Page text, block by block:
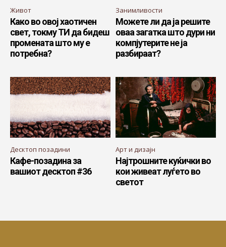
Живот
Како во овој хаотичен
свет, токму ТИ да бидеш
промената што му е
потребна?
Занимливости
Можете ли да ја решите
оваа загатка што дури ни
компјутерите не ја
разбираат?
Десктоп позадини
Кафе-позадина за
вашиот десктоп #36
Арт и дизајн
Најтрошните куќички во
кои живеат луѓето во
светот